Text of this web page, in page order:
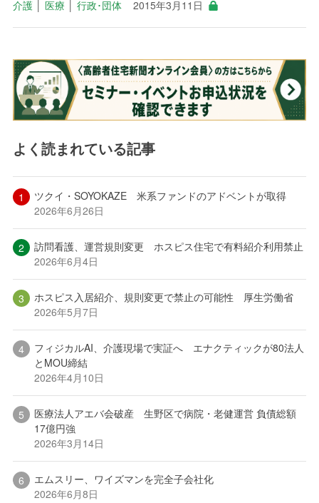
介護│ 医療 行政･団体 2015年3月11日
よく読まれている記事
ツクイ・SOYOKAZE 米系ファンドのアドベントが取得
2026年6月26日
訪問看護、運営規則変更 ホスピス住宅で有料紹介利用禁止
2026年6月4日
ホスピス入居紹介、規則変更で禁止の可能性 厚生労働省
2026年5月7日
フィジカルAI、介護現場で実証へ エナクティックが80法人
とMOU締結
2026年4月10日
医療法人アエバ会破産 生野区で病院・老健運営 負債総額
17億円強
2026年3月14日
エムスリー、ワイズマンを完全子会社化
2026年6月8日